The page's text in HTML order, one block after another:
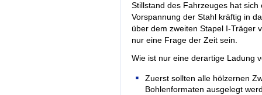
Stillstand des Fahrzeuges hat
Vorspannung der Stahl kräftig in
über dem zweiten Stapel I-Träger
nur eine Frage der Zeit sein.
Wie ist nur eine derartige Ladung
Zuerst sollten alle hölzernen
Bohlenformaten ausgelegt